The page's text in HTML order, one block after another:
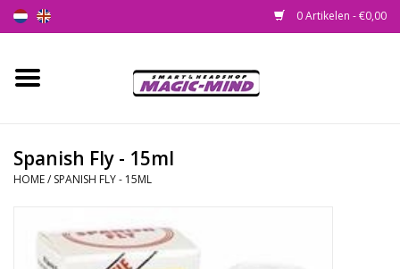
0 Artikelen - €0,00
Home
Smartshop
Headshop
Spanish Fly - 15ml
HOME/ SPANISH FLY - 15ML